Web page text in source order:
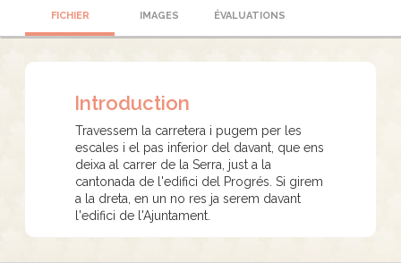
FICHIER IMAGES ÉVALUATIONS
Introduction
Travessem la carretera i pugem per les
escales i el pas inferior del davant, que ens
deixa al carrer de la Serra, just a la
cantonada de l'edifici del Progrés. Si girem
a la dreta, en un no res ja serem davant
l'edifici de l'Ajuntament.